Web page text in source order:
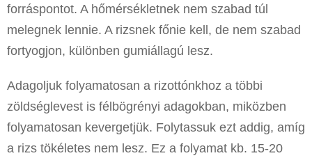
forráspontot. A hőmérsékletnek nem szabad túl
melegnek lennie. A rizsnek főnie kell, de nem szabad
fortyogjon, különben gumiállagú lesz.
Adagoljuk folyamatosan a rizottónkhoz a többi
zöldséglevest is félbögrényi adagokban, miközben
folyamatosan kevergetjük. Folytassuk ezt addig, amíg
a rizs tökéletes nem lesz. Ez a folyamat kb. 15-20